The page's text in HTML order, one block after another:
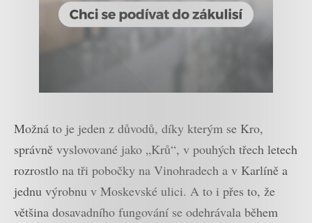
Možná to je jeden z důvodů, díky kterým se Kro,
správně vyslovované jako „Krů“, v pouhých třech letech
rozrostlo na tři pobočky na Vinohradech a v Karlíně a
jednu výrobnu v Moskevské ulici. A to i přes to, že
většina dosavadního fungování se odehrávala během